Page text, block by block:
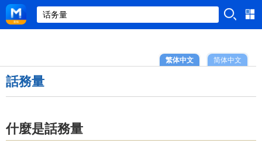
简体中文
繁体中文
話務量
什麼是話務量